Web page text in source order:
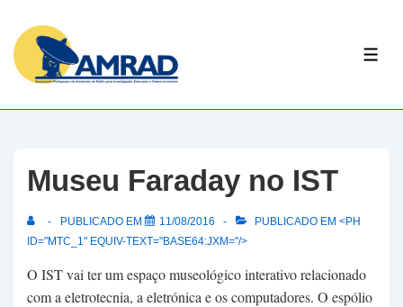
Skip
Content
Museu Faraday no IST
PUBLICADO EM 11/08/2016
PUBLICADO EM <PH
ID="MTC_1" EQUIV-TEXT="BASE64:JXM="/>
O IST vai ter um espaço museológico interativo relacionado
com a eletrotecnia, a eletrónica e os computadores. O espólio